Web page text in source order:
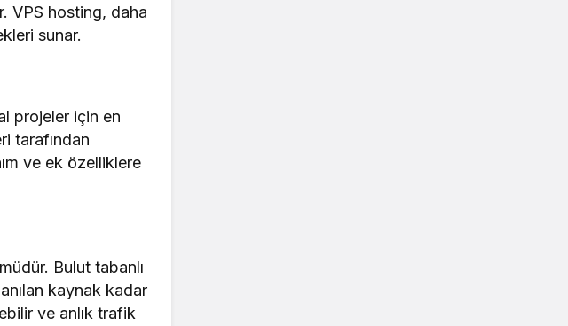
VPS hosting, daha
sunar.
projeler için en
tarafından
ve ek özelliklere
Bulut tabanlı
kaynak kadar
ve anlık trafik